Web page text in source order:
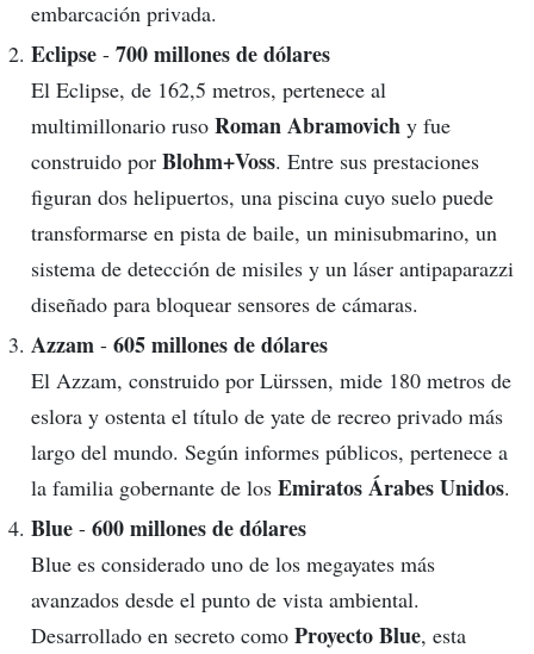
embarcación privada.
Eclipse - 700 millones de dólares
El Eclipse, de 162,5 metros, pertenece al
multimillonario ruso Roman Abramovich y fue
construido por Blohm+Voss. Entre sus prestaciones
figuran dos helipuertos, una piscina cuyo suelo puede
transformarse en pista de baile, un minisubmarino, un
sistema de detección de misiles y un láser antipaparazzi
diseñado para bloquear sensores de cámaras.
Azzam - 605 millones de dólares
El Azzam, construido por Lürssen, mide 180 metros de
eslora y ostenta el título de yate de recreo privado más
largo del mundo. Según informes públicos, pertenece a
la familia gobernante de los Emiratos Árabes Unidos.
Blue - 600 millones de dólares
Blue es considerado uno de los megayates más
avanzados desde el punto de vista ambiental.
Desarrollado en secreto como Proyecto Blue, esta